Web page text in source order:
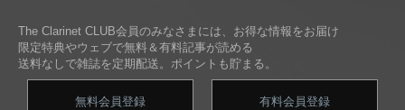
The Clarinet CLUB会員のみなさまには、お得な情報をお届け
限定特典やウェブで無料＆有料記事が読める
送料なしで雑誌を定期配送。ポイントも貯まる。
無料会員登録 有料会員登録